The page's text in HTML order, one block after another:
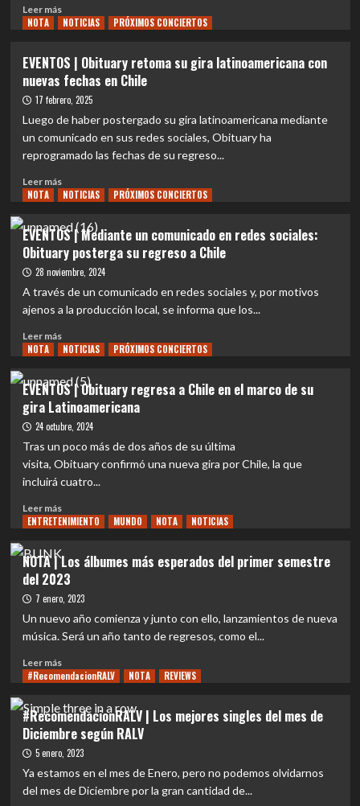
soporte
de
en
su
de
los
35
años
Cause
of
Leer másLeer
más
|
Obituary
se
presentará
tres
ciudades
Chile
para
celebrar
los
35
años
disco
“Cause
Death”
NOTA NOTICIAS PRÓXIMOS CONCIERTOS
EVENTOS | Obituary retoma su gira latinoamericana con
nuevas fechas en Chile
17 febrero, 2025
Luego de haber postergado su gira latinoamericana mediante
un comunicado en sus redes sociales, Obituary ha
reprogramado las fechas de su regreso...
Leer másLeer
más
EVENTOS
|
Obituary
retoma
latinoamericana
con
nuevas
en
Chile
NOTA NOTICIAS PRÓXIMOS CONCIERTOS
EVENTOS | Mediante un comunicado en redes sociales:
Obituary posterga su regreso a Chile
28 noviembre, 2024
A través de un comunicado en redes sociales y, por motivos
ajenos a la producción local, se informa que los...
Leer másLeer
más
EVENTOS
|
Mediante
un
comunicado
en
redes
sociales:
posterga
su
regreso
a
Chile
NOTA NOTICIAS PRÓXIMOS CONCIERTOS
EVENTOS | Obituary regresa a Chile en el marco de su
gira Latinoamericana
24 octubre, 2024
Tras un poco más de dos años de su última
visita, Obituary confirmó una nueva gira por Chile, la que
incluirá cuatro...
Leer másLeer
más
EVENTOS
|
Obituary
regresa
en
el
marco
su
gira
Latinoamericana
ENTRETENIMIENTO MUNDO NOTA NOTICIAS
NOTA | Los álbumes más esperados del primer semestre
del 2023
7 enero, 2023
Un nuevo año comienza y junto con ello, lanzamientos de nueva
música. Será un año tanto de regresos, como el...
Leer másLeer
más
NOTA
|
Los
álbumes
del
#RecomendacionRALV NOTA REVIEWS
#RecomendacionRALV | Los mejores singles del mes de
Diciembre según RALV
5 enero, 2023
Ya estamos en el mes de Enero, pero no podemos olvidarnos
del mes de Diciembre por la gran cantidad de...